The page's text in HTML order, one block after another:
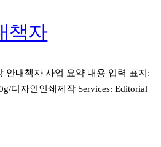
책자
안내책자 사업 요약 내용 입력 표지:
디자인인쇄제작 Services: Editorial